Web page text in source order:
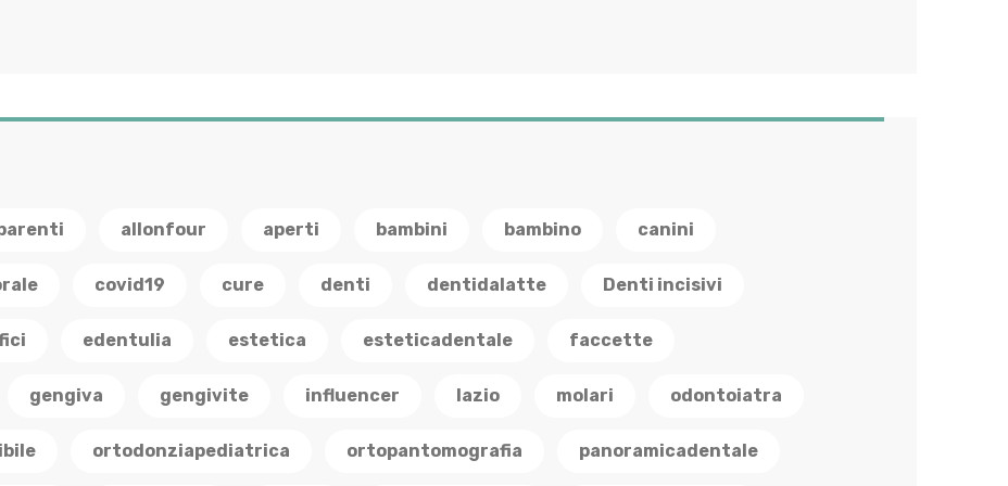
allonfour aperti bambini bambino canini
covid19 cure denti dentidalatte Denti incisivi
edentulia estetica esteticadentale faccette
gengiva gengivite influencer lazio molari odontoiatra
ortodonziapediatrica ortopantomografia panoramicadentale